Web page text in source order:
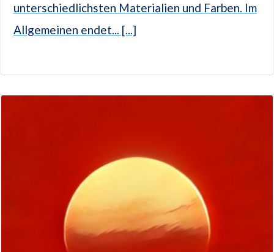
unterschiedlichsten Materialien und Farben. Im
Allgemeinen endet... [...]